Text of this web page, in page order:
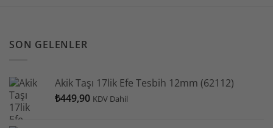
SON GELENLER
Akik Taşı 17lik Efe Tesbih 12mm (62112)
₺449,90 KDV Dahil